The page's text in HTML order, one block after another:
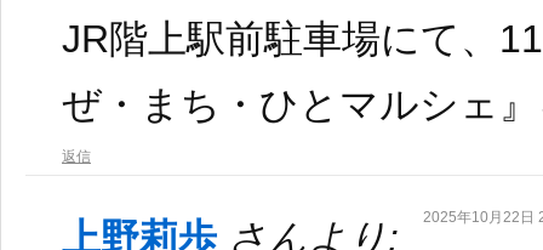
JR階上駅前駐車場にて、
ぜ・まち・ひとマルシェ
返信
上野莉歩 さんより: 2025年10月22日